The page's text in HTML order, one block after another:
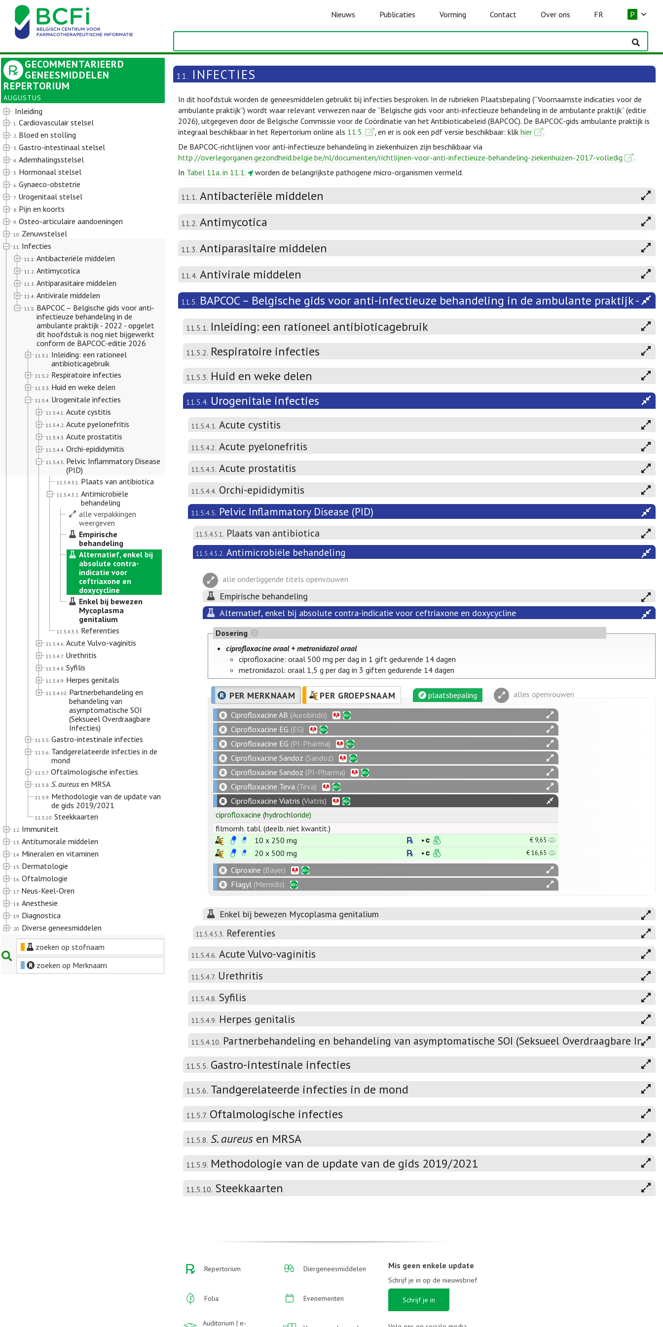
Nieuws Publicaties Vorming Contact Over ons FR P
GECOMMENTARIEERD
GENEESMIDDELEN
REPERTORIUM
AUGUSTUS
Inleiding
1. Cardiovasculair stelsel
2. Bloed en stolling
3. Gastro-intestinaal stelsel
4. Ademhalingsstelsel
5. Hormonaal stelsel
6. Gynaeco-obstetrie
7. Urogenitaal stelsel
8. Pijn en koorts
9. Osteo-articulaire aandoeningen
10. Zenuwstelsel
11. Infecties
11.1. Antibacteriële middelen
11.2. Antimycotica
11.3. Antiparasitaire middelen
11.4. Antivirale middelen
11.5. BAPCOC – Belgische gids voor anti-
infectieuze behandeling in de
ambulante praktijk - 2022 - opgelet
dit hoofdstuk is nog niet bijgewerkt
conform de BAPCOC-editie 2026
11.5.1. Inleiding: een rationeel
antibioticagebruik
11.5.2. Respiratoire infecties
11.5.3. Huid en weke delen
11.5.4. Urogenitale infecties
11.5.4.1. Acute cystitis
11.5.4.2. Acute pyelonefritis
11.5.4.3. Acute prostatitis
11.5.4.4. Orchi-epididymitis
11.5.4.5. Pelvic Inflammatory Disease
(PID)
11.5.4.5.1. Plaats van antibiotica
11.5.4.5.2. Antimicrobiële
behandeling
alle verpakkingen
weergeven
Empirische
behandeling
Alternatief, enkel bij
absolute contra-
indicatie voor
ceftriaxone en
doxycycline
Enkel bij bewezen
Mycoplasma
genitalium
11.5.4.5.3. Referenties
11.5.4.6. Acute Vulvo-vaginitis
11.5.4.7. Urethritis
11.5.4.8. Syfilis
11.5.4.9. Herpes genitalis
11.5.4.10. Partnerbehandeling en
behandeling van
asymptomatische SOI
(Seksueel Overdraagbare
Infecties)
11.5.5. Gastro-intestinale infecties
11.5.6. Tandgerelateerde infecties in de
mond
11.5.7. Oftalmologische infecties
11.5.8. S. aureus en MRSA
11.5.9. Methodologie van de update van
de gids 2019/2021
11.5.10. Steekkaarten
12. Immuniteit
13. Antitumorale middelen
14. Mineralen en vitaminen
15. Dermatologie
16. Oftalmologie
17. Neus-Keel-Oren
18. Anesthesie
19. Diagnostica
20. Diverse geneesmiddelen
zoeken op stofnaam
zoeken op Merknaam
11. INFECTIES
In dit hoofdstuk worden de geneesmiddelen gebruikt bij infecties besproken. In de rubrieken Plaatsbepaling (“Voornaamste indicaties voor de
ambulante praktijk”) wordt waar relevant verwezen naar de “Belgische gids voor anti-infectieuze behandeling in de ambulante praktijk” (editie
2026), uitgegeven door de Belgische Commissie voor de Coördinatie van het Antibioticabeleid (BAPCOC). De BAPCOC-gids ambulante praktijk is
integraal beschikbaar in het Repertorium online als 11.5. , en er is ook een pdf versie beschikbaar: klik hier
.
De BAPCOC-richtlijnen voor anti-infectieuze behandeling in ziekenhuizen zijn beschikbaar via
http://overlegorganen.gezondheid.belgie.be/nl/documenten/richtlijnen-voor-anti-infectieuze-behandeling-ziekenhuizen-2017-volledig
.
In Tabel 11a. in 11.1. worden de belangrijkste pathogene micro-organismen vermeld.
11.1. Antibacteriële middelen
11.2. Antimycotica
11.3. Antiparasitaire middelen
11.4. Antivirale middelen
11.5. BAPCOC – Belgische gids voor anti-infectieuze behandeling in de ambulante praktijk -
11.5.1. Inleiding: een rationeel antibioticagebruik
11.5.2. Respiratoire infecties
11.5.3. Huid en weke delen
11.5.4. Urogenitale infecties
11.5.4.1. Acute cystitis
11.5.4.2. Acute pyelonefritis
11.5.4.3. Acute prostatitis
11.5.4.4. Orchi-epididymitis
11.5.4.5. Pelvic Inflammatory Disease (PID)
11.5.4.5.1. Plaats van antibiotica
11.5.4.5.2. Antimicrobiële behandeling
alle onderliggende titels openvouwen
Empirische behandeling
Alternatief, enkel bij absolute contra-indicatie voor ceftriaxone en doxycycline
Dosering
ciprofloxacine oraal + metronidazol oraal
ciprofloxacine: oraal 500 mg per dag in 1 gift gedurende 14 dagen
metronidazol: oraal 1,5 g per dag in 3 giften gedurende 14 dagen
PER MERKNAAM PER GROEPSNAAM plaatsbepaling alles openvouwen
Ciprofloxacine AB (Aurobindo)
Ciprofloxacine EG (EG)
Ciprofloxacine EG (PI-Pharma)
Ciprofloxacine Sandoz (Sandoz)
Ciprofloxacine Sandoz (PI-Pharma)
Ciprofloxacine Teva (Teva)
Ciprofloxacine Viatris (Viatris)
ciprofloxacine (hydrochloride)
filmomh. tabl. (deelb. niet kwantit.)
10 x 250 mg € 9,65
20 x 500 mg € 16,65
Ciproxine (Bayer)
Flagyl (Memidis)
Enkel bij bewezen Mycoplasma genitalium
11.5.4.5.3. Referenties
11.5.4.6. Acute Vulvo-vaginitis
11.5.4.7. Urethritis
11.5.4.8. Syfilis
11.5.4.9. Herpes genitalis
11.5.4.10. Partnerbehandeling en behandeling van asymptomatische SOI (Seksueel Overdraagbare
11.5.5. Gastro-intestinale infecties
11.5.6. Tandgerelateerde infecties in de mond
11.5.7. Oftalmologische infecties
11.5.8. S. aureus en MRSA
11.5.9. Methodologie van de update van de gids 2019/2021
11.5.10. Steekkaarten
Repertorium
Folia
Auditorium | e-
Diergeneesmiddelen
Evenementen
Mis geen enkele update
Schrijf je in op de nieuwsbrief
Schrijf je in